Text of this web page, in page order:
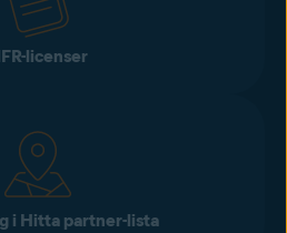
licenser
i Hitta partner-lista